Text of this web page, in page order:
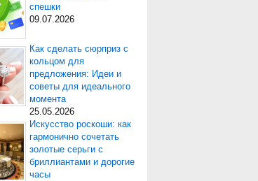
спешки
09.07.2026
Как сделать сюрприз с
кольцом для
предложения: Идеи и
советы для идеального
момента
25.05.2026
Искусство роскоши: как
гармонично сочетать
золотые серьги с
бриллиантами и дорогие
часы